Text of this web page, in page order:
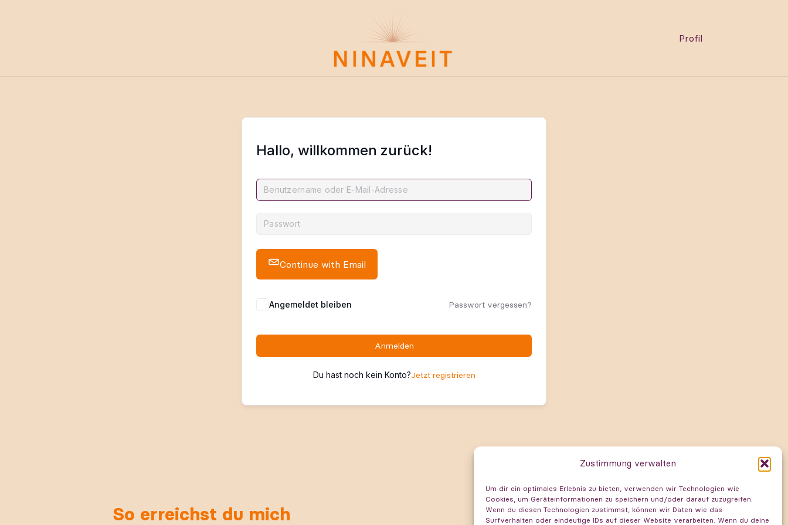
Zustimmung verwalten
Um dir ein optimales Erlebnis zu bieten, verwenden wir Technologien wie
Cookies, um Geräteinformationen zu speichern und/oder darauf zuzugreifen.
Wenn du diesen Technologien zustimmst, können wir Daten wie das
Surfverhalten oder eindeutige IDs auf dieser Website verarbeiten. Wenn du deine
Profil
Hallo, willkommen zurück!
Continue with Email
Angemeldet bleiben Passwort vergessen?
Anmelden
Du hast noch kein Konto?Jetzt registrieren
So erreichst du mich Hast du noch Fragen?